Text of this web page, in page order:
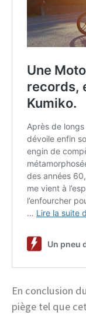
En conclusion
piège tel que